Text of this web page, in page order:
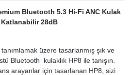
Bluetooth 5.3 Hi-Fi ANC Kulak
28dB
üzere tasarlanmış şık ve
Bluetooth kulaklık HP8 ile tanışın.
arayanlar için tasarlanan HP8, sizi